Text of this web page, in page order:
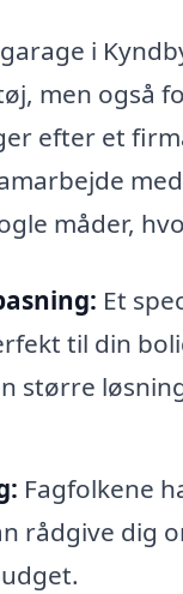
i
men også
efter et
måder,
Et
til din
større
Fagfolkene
rådgive dig